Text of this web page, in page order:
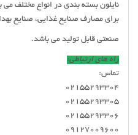
نایلون بسته بندی در انواع مختلف می
برای مصارف صنایع غذایی، صنایع
صنعتی قابل تولید می باشد.
راه های ارتباطی:
تماس:
02155293304
02155293305
02155293306
09127009600